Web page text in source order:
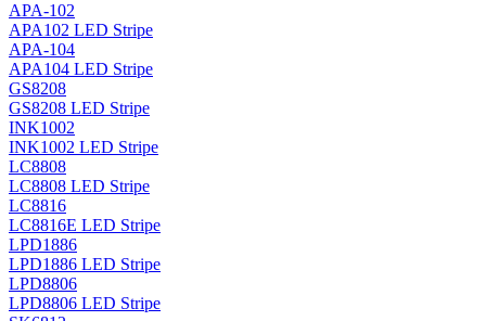
APA-102
APA102 LED Stripe
APA-104
APA104 LED Stripe
GS8208
GS8208 LED Stripe
INK1002
INK1002 LED Stripe
LC8808
LC8808 LED Stripe
LC8816
LC8816E LED Stripe
LPD1886
LPD1886 LED Stripe
LPD8806
LPD8806 LED Stripe